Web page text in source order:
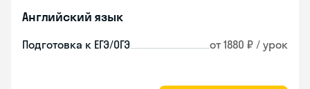
Английский язык
Подготовка к ЕГЭ/ОГЭ от 1880 ₽ / урок